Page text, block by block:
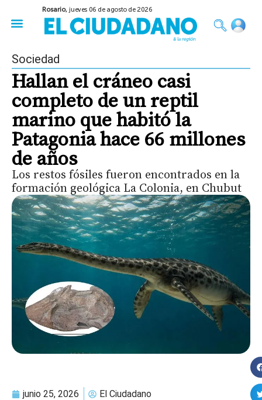
Rosario,jueves 06 de agosto de 2026
Sociedad
Hallan el cráneo casi
completo de un reptil
marino que habitó la
Patagonia hace 66 millones
de años
Los restos fósiles fueron encontrados en la
formación geológica La Colonia, en Chubut
junio 25, 2026 El Ciudadano